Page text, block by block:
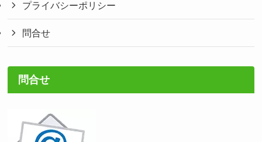
プライバシーポリシー
問合せ
問合せ